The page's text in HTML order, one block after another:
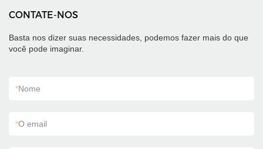
CONTATE-NOS
Basta nos dizer suas necessidades, podemos fazer mais do que
você pode imaginar.
*Nome
*O email